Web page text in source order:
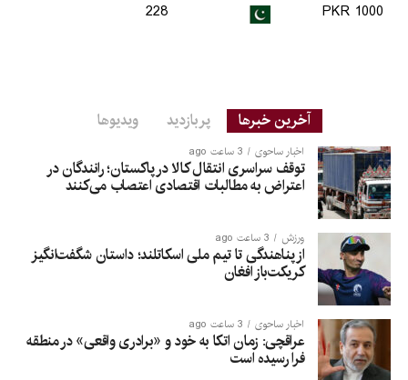
1000 PKR
228
آخرین خبرها پربازدید ویدیوها
اخبار ساحوی 3 ساعت ago
توقف سراسری انتقال کالا در پاکستان؛ رانندگان در
اعتراض به مطالبات اقتصادی اعتصاب می‌کنند
ورزش 3 ساعت ago
از پناهندگی تا تیم ملی اسکاتلند؛ داستان شگفت‌انگیز
کریکت‌باز افغان
اخبار ساحوی 3 ساعت ago
عراقچی: زمان اتکا به خود و «برادری واقعی» در منطقه
فرا رسیده است